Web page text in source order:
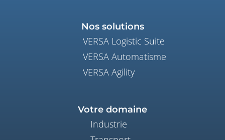
Nos solutions
VERSA Logistic Suite
VERSA Automatisme
VERSA Agility
Votre domaine
Industrie